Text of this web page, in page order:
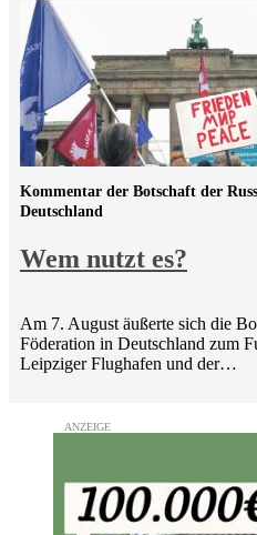
Wem nutzt es?
Kommentar der Botschaft der
Deutschland
Am 7. August äußerte sich die
Föderation in Deutschland zum
Leipziger Flughafen und der…